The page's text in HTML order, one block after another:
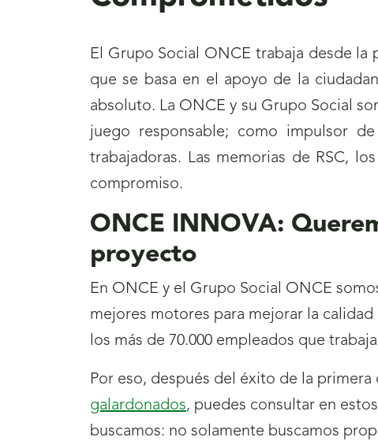
El Grupo Social ONCE trabaja desde la
que se basa en el apoyo de la
absoluto. La ONCE y su Grupo Social
juego responsable; como impulsor
trabajadoras. Las memorias de RSC,
compromiso.
ONCE INNOVA:
proyecto
En ONCE y el Grupo Social ONCE
mejores motores para mejorar la
los más de 70.000 empleados que
Por eso, después del éxito de la
galardonados, puedes consultar en
buscamos: no solamente buscamos